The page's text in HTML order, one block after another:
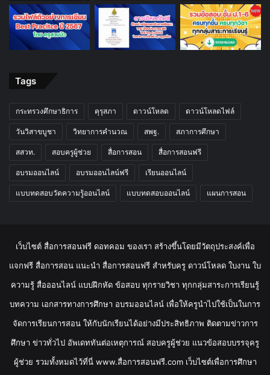
Tags
กระทรวงศึกษาธิการ คุรุสภา ดาวน์โหลด ดาวน์โหลดไฟล์
วันวิสาขบูชา วิทยาการคำนวณ สพฐ. สภาการศึกษา
สสวท. สอบครูผู้ช่วย สื่อการสอน สื่อการสอนฟรี
อบรมออนไลน์ อบรมออนไลน์ฟรี เรียนออนไลน์
แบบทดสอบวัดความรู้ออนไลน์ แบบทดสอบออนไลน์ แผนการสอน
เว็บไซต์ สื่อการสอนฟรี ดอทคอม ของเรา สร้างขึ้นโดยมีวัตถุประสงค์เพื่อ
แจกฟรี สื่อการสอน แนะนำ สื่อการสอนฟรี สำหรับครู ดาวน์โหลด ใบงาน ใบ
ความรู้ สื่อออนไลน์ แบบฝึกหัด ข้อสอบ ทุกรายวิชา ทุกกลุ่มสาระการเรียนรู้
บทความ เอกสารทางการศึกษา อบรมออนไลน์ เพื่อให้ครูนำไปใช้เป็นในการ
จัดการเรียนการสอน ให้กับนักเรียนได้อย่างมีประสิทธิภาพ ติดตามข่าวการ
ศึกษา ข่าวทั่วไป อัพเดททันต่อเหตุการณ์ สอบครูผู้ช่วย แนวข้อสอบบรรจุครู
ผู้ช่วย รวมทั้งหมดไว้ที่นี่ www.สื่อการสอนฟรี.com เว็บไซต์เพื่อการศึกษา